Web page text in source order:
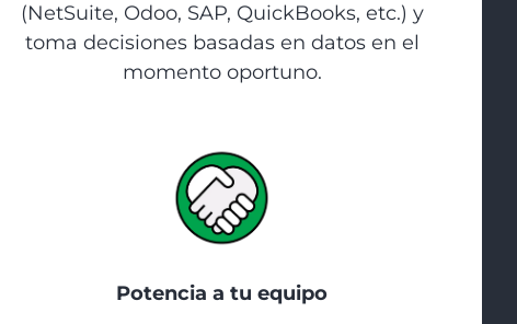
(NetSuite, Odoo, SAP, QuickBooks, etc.) y
toma decisiones basadas en datos en el
momento oportuno.
Potencia a tu equipo